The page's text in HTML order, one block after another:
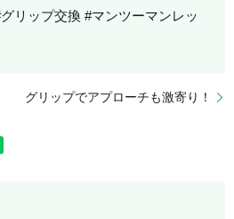
リップ交換 #マンツーマンレッ
グリップでアプローチも激寄り！